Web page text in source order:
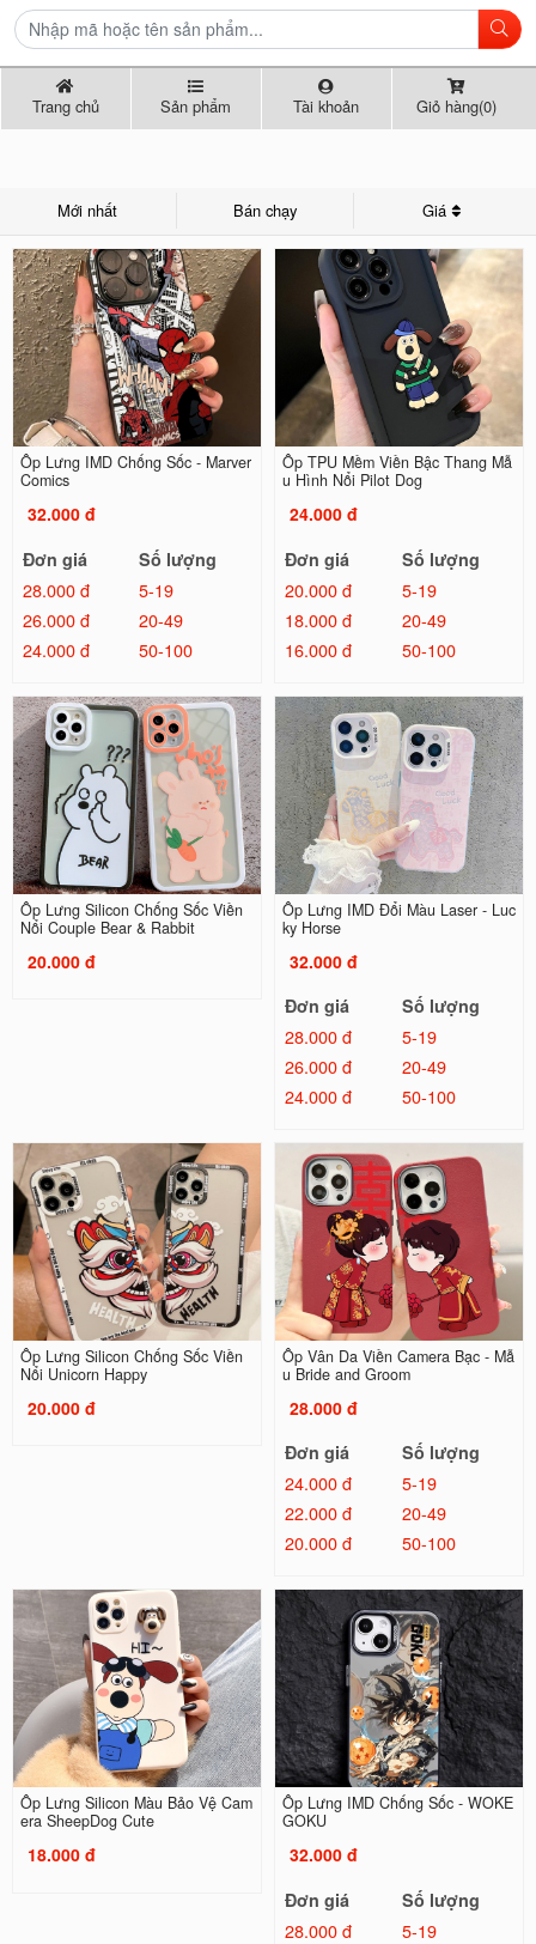
Trang chủ Sản phẩm Tài khoản Giỏ hàng(0)
Mới nhất Bán chạy Giá
Ốp Lưng IMD Chống Sốc - Marver
Comics
32.000 đ
Đơn giá
Số lượng
28.000 đ
5-19
26.000 đ
20-49
24.000 đ
50-100
Ốp TPU Mềm Viền Bậc Thang Mẫ
u Hình Nổi Pilot Dog
24.000 đ
Đơn giá
Số lượng
20.000 đ
5-19
18.000 đ
20-49
16.000 đ
50-100
Ốp Lưng Silicon Chống Sốc Viền
Nổi Couple Bear & Rabbit
20.000 đ
Ốp Lưng IMD Đổi Màu Laser - Luc
ky Horse
32.000 đ
Đơn giá
Số lượng
28.000 đ
5-19
26.000 đ
20-49
24.000 đ
50-100
Ốp Lưng Silicon Chống Sốc Viền
Nổi Unicorn Happy
20.000 đ
Ốp Vân Da Viền Camera Bạc - Mẫ
u Bride and Groom
28.000 đ
Đơn giá
Số lượng
24.000 đ
5-19
22.000 đ
20-49
20.000 đ
50-100
Ốp Lưng Silicon Màu Bảo Vệ Cam
era SheepDog Cute
18.000 đ
Ốp Lưng IMD Chống Sốc - WOKE
GOKU
32.000 đ
Đơn giá
Số lượng
28.000 đ
5-19